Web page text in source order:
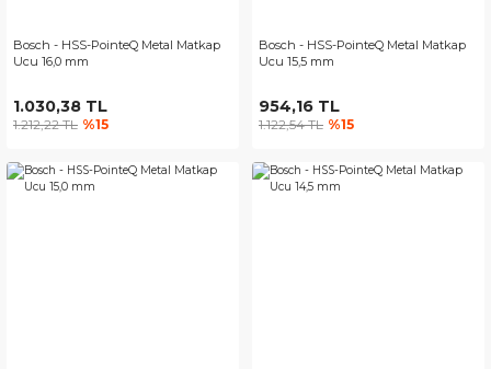
Bosch - HSS-PointeQ Metal Matkap
Ucu 16,0 mm
1.030,38 TL
1.212,22 TL %15
Bosch - HSS-PointeQ Metal Matkap
Ucu 15,5 mm
954,16 TL
1.122,54 TL %15